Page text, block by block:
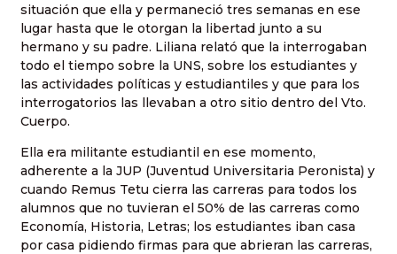
situación que ella y permaneció tres semanas en ese
lugar hasta que le otorgan la libertad junto a su
hermano y su padre. Liliana relató que la interrogaban
todo el tiempo sobre la UNS, sobre los estudiantes y
las actividades políticas y estudiantiles y que para los
interrogatorios las llevaban a otro sitio dentro del Vto.
Cuerpo.
Ella era militante estudiantil en ese momento,
adherente a la JUP (Juventud Universitaria Peronista) y
cuando Remus Tetu cierra las carreras para todos los
alumnos que no tuvieran el 50% de las carreras como
Economía, Historia, Letras; los estudiantes iban casa
por casa pidiendo firmas para que abrieran las carreras,